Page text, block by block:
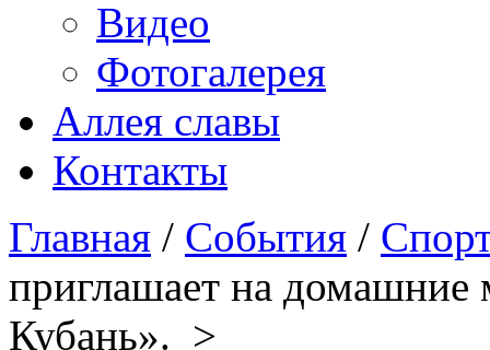
Видео
Фотогалерея
Аллея славы
Контакты
Главная / События /
приглашает на домашние
Кубань». >